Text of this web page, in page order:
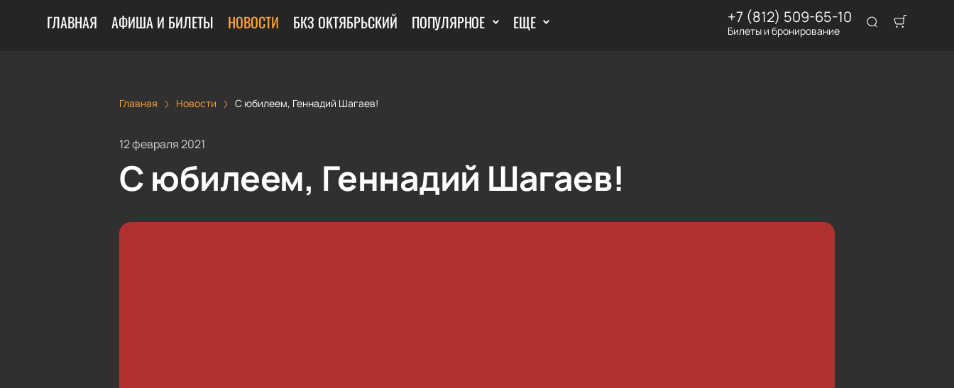
ГЛАВНАЯ АФИША И БИЛЕТЫ НОВОСТИ БКЗ ОКТЯБРЬСКИЙ ПОПУЛЯРНОЕ ЕЩЕ +7 (812) 509-65-10
Билеты и бронирование
Главная Новости С юбилеем, Геннадий Шагаев!
12 февраля 2021
С юбилеем, Геннадий Шагаев!